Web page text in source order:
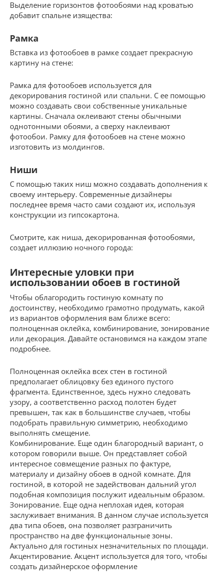
Выделение горизонтов фотообоями над кроватью
добавит спальне изящества:
Рамка
Вставка из фотообоев в рамке создает прекрасную
картину на стене:
Рамка для фотообоев используется для
декорирования гостиной или спальни. С ее помощью
можно создавать свои собственные уникальные
картины. Сначала оклеивают стены обычными
однотонными обоями, а сверху наклеивают
фотообои. Рамку для фотообоев на стене можно
изготовить из молдингов.
Ниши
С помощью таких ниш можно создавать дополнения к
своему интерьеру. Современные дизайнеры
последнее время часто сами создают их, используя
конструкции из гипсокартона.
Смотрите, как ниша, декорированная фотообоями,
создает иллюзию ночного города:
Интересные уловки при
использовании обоев в гостиной
Чтобы облагородить гостиную комнату по
достоинству, необходимо грамотно продумать, какой
из вариантов оформления вам ближе всего:
полноценная оклейка, комбинирование, зонирование
или декорация. Давайте остановимся на каждом этапе
подробнее.
Полноценная оклейка всех стен в гостиной
предполагает облицовку без единого пустого
фрагмента. Единственное, здесь нужно следовать
узору, а соответственно расход полотен будет
превышен, так как в большинстве случаев, чтобы
подобрать правильную симметрию, необходимо
выполнять смещение.
Комбинирование. Еще один благородный вариант, о
котором говорили выше. Он представляет собой
интересное совмещение разных по фактуре,
материалу и дизайну обоев в одной комнате. Для
гостиной, в которой не задействован дальний угол
подобная композиция послужит идеальным образом.
Зонирование. Еще одна неплохая идея, которая
заслуживает внимания. В данном случае используется
два типа обоев, она позволяет разграничить
пространство на две функциональные зоны.
Актуально для гостиных незначительных по площади.
Акцентирование. Акцент используется для того, чтобы
создать дизайнерское оформление